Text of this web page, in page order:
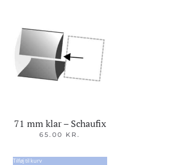
71 mm klar – Schaufix
65.00 KR.
Tilføj til kurv